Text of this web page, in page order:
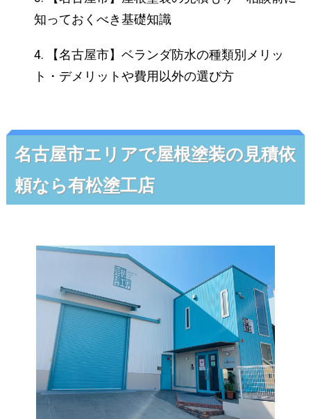
知っておくべき基礎知識
【名古屋市】ベランダ防水の種類別メリッ
ト・デメリットや費用以外の選び方
名古屋市エリアで屋根塗装の見積依
頼なら有松塗工店